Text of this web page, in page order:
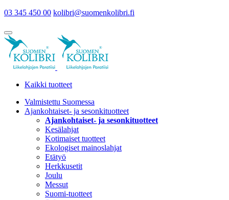
03 345 450 00 kolibri@suomenkolibri.fi
Kaikki tuotteet
Valmistettu Suomessa
Ajankohtaiset- ja sesonkituotteet
Ajankohtaiset- ja sesonkituotteet
Kesälahjat
Kotimaiset tuotteet
Ekologiset mainoslahjat
Etätyö
Herkkusetit
Joulu
Messut
Suomi-tuotteet